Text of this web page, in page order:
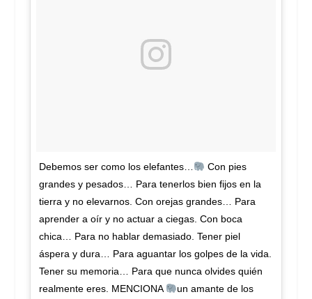
Debemos ser como los elefantes…
Con pies
grandes y pesados… Para tenerlos bien fijos en la
tierra y no elevarnos. Con orejas grandes… Para
aprender a oír y no actuar a ciegas. Con boca
chica… Para no hablar demasiado. Tener piel
áspera y dura… Para aguantar los golpes de la vida.
Tener su memoria… Para que nunca olvides quién
realmente eres. MENCIONA
un amante de los